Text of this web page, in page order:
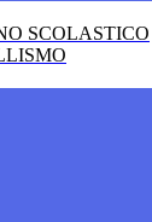
SCOLASTICO